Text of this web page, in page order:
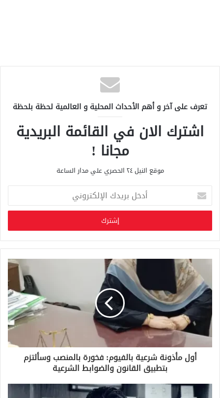
تعرف على آخر و أهم الأحداث المحلية و العالمية لحظة بلحظة
اشترك الان في القائمة البريدية
مجانا !
موقع النيل ٢٤ الحصري علي مدار الساعة
خ
ب
ر
ي
د
ل
إ
ل
ك
ت
ر
أول مأذونة شرعية بالفيوم: فخورة بالمنصب وسألتزم
بتطبيق القانون والضوابط الشرعية